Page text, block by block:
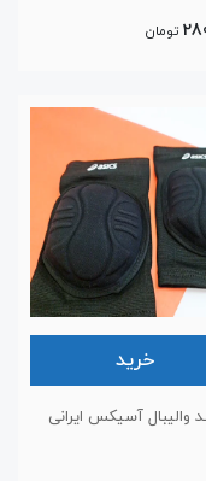
تومان
خرید
والیبال آسیکس ایرانی